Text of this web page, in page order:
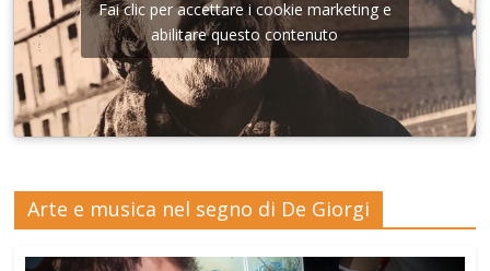
Fai clic per accettare i cookie marketing e
abilitare questo contenuto
Arte e musica nel segno di De Giorgi